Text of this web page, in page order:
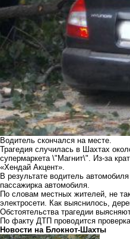
Водитель скончался на месте.
Трагедия случилась в Шахтах
супермаркета \"Магнит\". Из-за
«Хендай Акцент».
В результате водитель
пассажирка автомобиля.
По словам местных жителей, не
электросети. Как выяснилось,
Обстоятельства трагедии
По факту ДТП проводится проверка.
Новости на Блoкнoт-Шахты